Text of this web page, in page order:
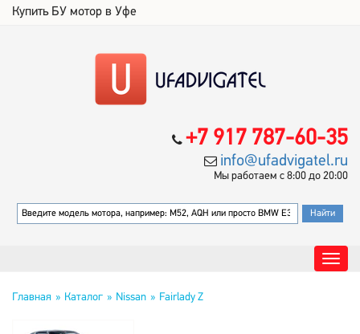
Купить БУ мотор в Уфе
+7 917 787-60-35
info@ufadvigatel.ru
Мы работаем с 8:00 до 20:00
Главная Каталог Nissan Fairlady Z